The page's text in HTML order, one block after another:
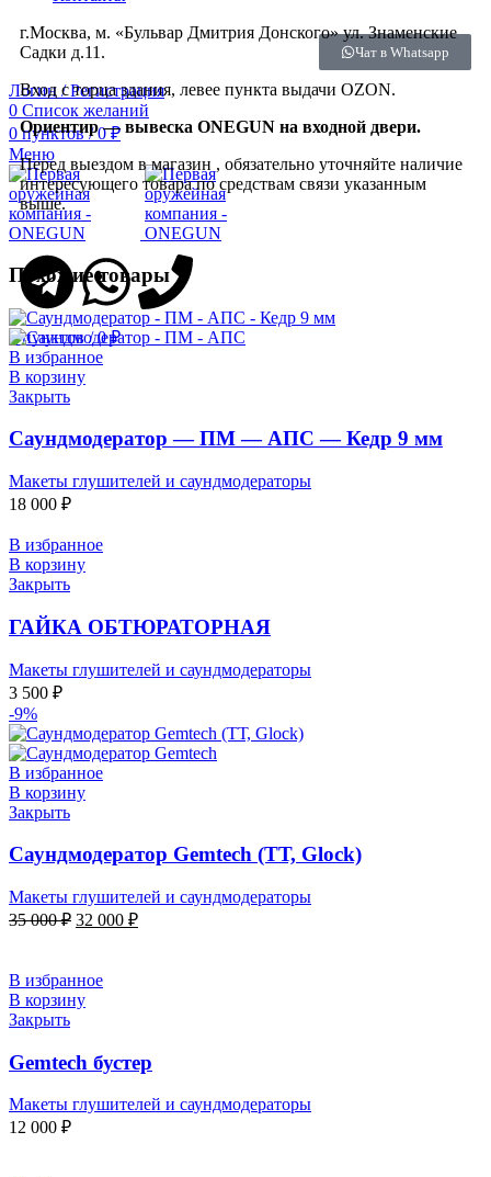
Чат в Whatsapp
Логин / Регистрация
0 Список желаний
0пунктов / 0₽
Меню
0пунктов / 0₽
г.Москва, м. «Бульвар Дмитрия Донского» ул. Знаменские
Садки д.11.
Вход с торца здания, левее пункта выдачи OZON.
Ориентир — вывеска ONEGUN на входной двери.
Перед выездом в магазин , обязательно уточняйте наличие
интересующего товара по средствам связи указанным
выше.
Похожие товары
В избранное
В корзину
Закрыть
Саундмодератор — ПМ — АПС — Кедр 9 мм
Макеты глушителей и саундмодераторы
18 000 ₽
В избранное
В корзину
Закрыть
ГАЙКА ОБТЮРАТОРНАЯ
Макеты глушителей и саундмодераторы
3 500 ₽
-9%
В избранное
В корзину
Закрыть
Саундмодератор Gemtech (ТТ, Glock)
Макеты глушителей и саундмодераторы
35 000₽ 32 000 ₽
В избранное
В корзину
Закрыть
Gemtech бустер
Макеты глушителей и саундмодераторы
12 000 ₽